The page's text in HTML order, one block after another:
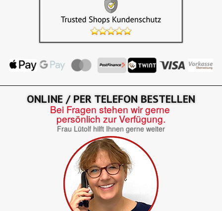
ONLINE / PER TELEFON BESTELLEN
Bei Fragen stehen wir gerne
persönlich zur Verfügung.
Frau Lütolf hilft Ihnen gerne weiter